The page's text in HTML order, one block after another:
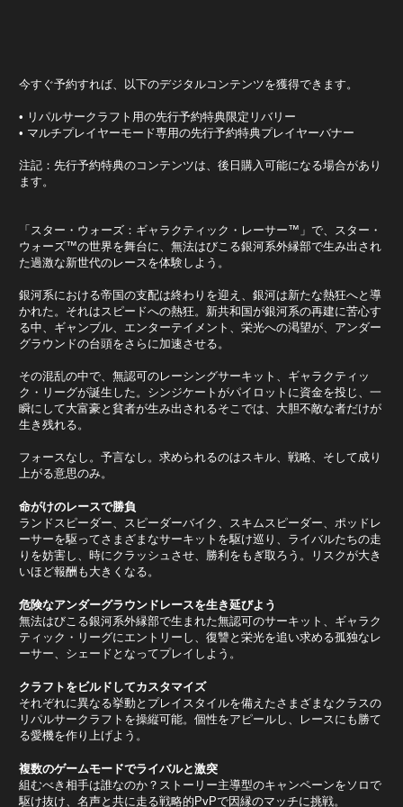
今すぐ予約すれば、以下のデジタルコンテンツを獲得できます。
• リパルサークラフト用の先行予約特典限定リバリー
• マルチプレイヤーモード専用の先行予約特典プレイヤーバナー
注記：先行予約特典のコンテンツは、後日購入可能になる場合があり
ます。
​​​​​「スター・ウォーズ：ギャラクティック・レーサー™」で、スター・
ウォーズ™の世界を舞台に、無法はびこる銀河系外縁部で生み出され
た過激な新世代のレースを体験しよう。
銀河系における帝国の支配は終わりを迎え、銀河は新たな熱狂へと導
かれた。それはスピードへの熱狂。新共和国が銀河系の再建に苦心す
る中、ギャンブル、エンターテイメント、栄光への渇望が、アンダー
グラウンドの台頭をさらに加速させる。
その混乱の中で、無認可のレーシングサーキット、ギャラクティッ
ク・リーグが誕生した。シンジケートがパイロットに資金を投じ、一
瞬にして大富豪と貧者が生み出されるそこでは、大胆不敵な者だけが
生き残れる。
フォースなし。予言なし。求められるのはスキル、戦略、そして成り
上がる意思のみ。
命がけのレースで勝負
ランドスピーダー、スピーダーバイク、スキムスピーダー、ポッドレ
ーサーを駆ってさまざまなサーキットを駆け巡り、ライバルたちの走
りを妨害し、時にクラッシュさせ、勝利をもぎ取ろう。リスクが大き
いほど報酬も大きくなる。
危険なアンダーグラウンドレースを生き延びよう
無法はびこる銀河系外縁部で生まれた無認可のサーキット、ギャラク
ティック・リーグにエントリーし、復讐と栄光を追い求める孤独なレ
ーサー、シェードとなってプレイしよう。
クラフトをビルドしてカスタマイズ
それぞれに異なる挙動とプレイスタイルを備えたさまざまなクラスの
リパルサークラフトを操縦可能。個性をアピールし、レースにも勝て
る愛機を作り上げよう。
複数のゲームモードでライバルと激突
組むべき相手は誰なのか？ストーリー主導型のキャンペーンをソロで
駆け抜け、名声と共に走る戦略的PvPで因縁のマッチに挑戦。